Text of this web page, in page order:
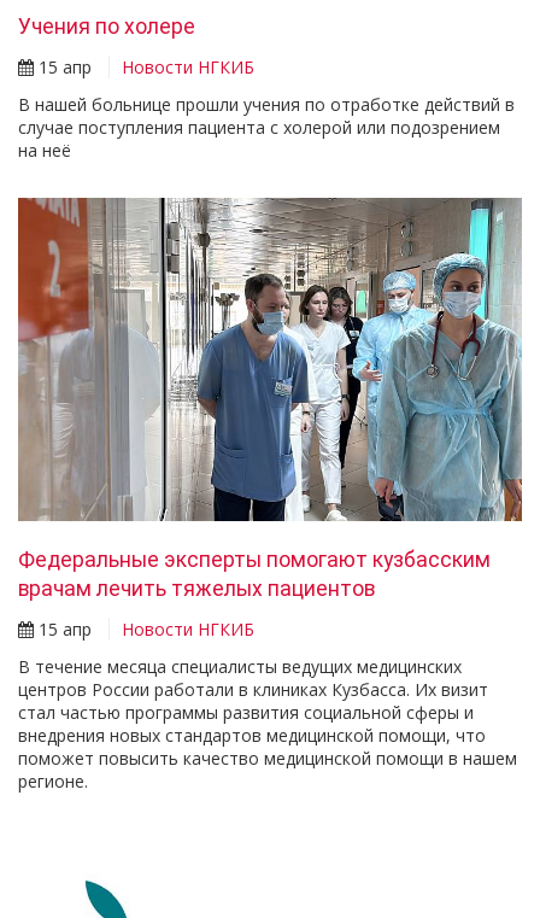
Учения по холере
15 апр
Новости НГКИБ
В нашей больнице прошли учения по отработке действий в
случае поступления пациента с холерой или подозрением
на неё
Федеральные эксперты помогают кузбасским
врачам лечить тяжелых пациентов
15 апр
Новости НГКИБ
В течение месяца специалисты ведущих медицинских
центров России работали в клиниках Кузбасса. Их визит
стал частью программы развития социальной сферы и
внедрения новых стандартов медицинской помощи, что
поможет повысить качество медицинской помощи в нашем
регионе.